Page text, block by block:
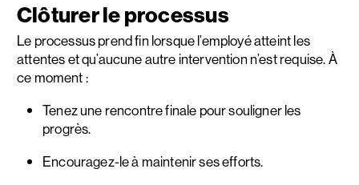
Clôturer le processus
Le processus prend fin lorsque l’employé atteint les
attentes et qu’aucune autre intervention n’est requise. À
ce moment :
Tenez une rencontre finale pour souligner les
progrès.
Encouragez-le à maintenir ses efforts.